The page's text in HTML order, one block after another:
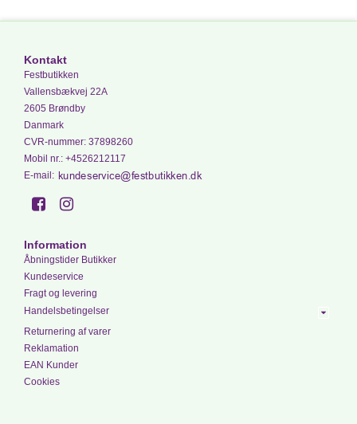
Kontakt
Festbutikken
Vallensbækvej 22A
2605 Brøndby
Danmark
CVR-nummer: 37898260
Mobil nr.: +4526212117
E-mail :
Information
Åbningstider Butikker
Kundeservice
Fragt og levering
Handelsbetingelser
Returnering af varer
Reklamation
EAN Kunder
Cookies